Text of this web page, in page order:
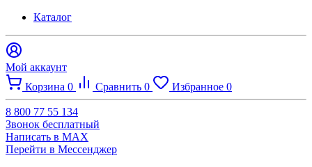
Каталог
Мой аккаунт
Корзина 0 Сравнить 0 Избранное 0
8 800 77 55 134
Звонок бесплатный
Написать в MAX
Перейти в Мессенджер